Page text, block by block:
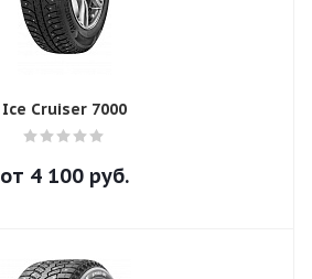
Ice Cruiser 7000
от 4 100руб.